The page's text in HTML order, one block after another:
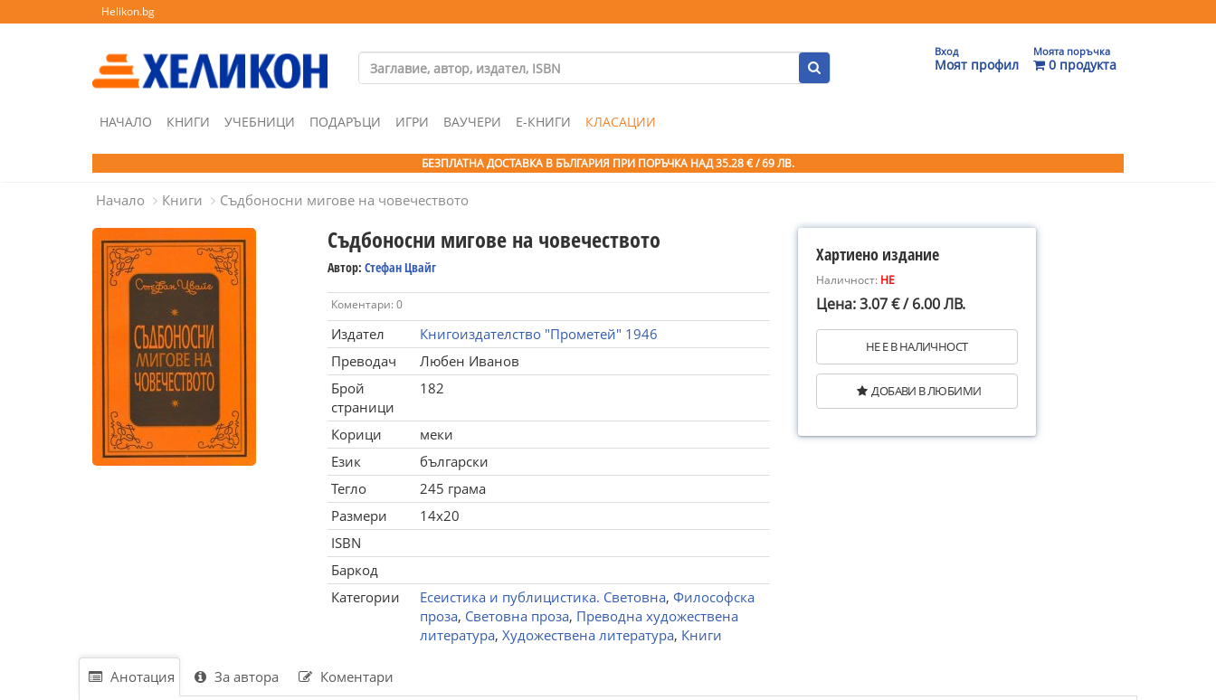
Helikon.bg
Вход
Моят профил
Моята поръчка
0 продукта
НАЧАЛО КНИГИ УЧЕБНИЦИ ПОДАРЪЦИ ИГРИ ВАУЧЕРИ Е-КНИГИ КЛАСАЦИИ
БЕЗПЛАТНА ДОСТАВКА В БЪЛГАРИЯ ПРИ ПОРЪЧКА НАД 35.28 € / 69 ЛВ.
Начало Книги Съдбоносни мигове на човечеството
Съдбоносни мигове на човечеството
Автор: Стефан Цвайг
Коментари: 0
Издател
Книгоиздателство "Прометей" 1946
Преводач
Любен Иванов
Брой
страници
182
Корици
меки
Език
български
Тегло
245 грама
Размери
14x20
ISBN
Баркод
Категории
Есеистика и публицистика. Световна, Философска
проза, Световна проза, Преводна художествена
литература, Художествена литература, Книги
Хартиено издание
Наличност: НЕ
Цена: 3.07 € / 6.00 ЛВ.
НЕ Е В НАЛИЧНОСТ
ДОБАВИ В ЛЮБИМИ
Анотация За автора Коментари